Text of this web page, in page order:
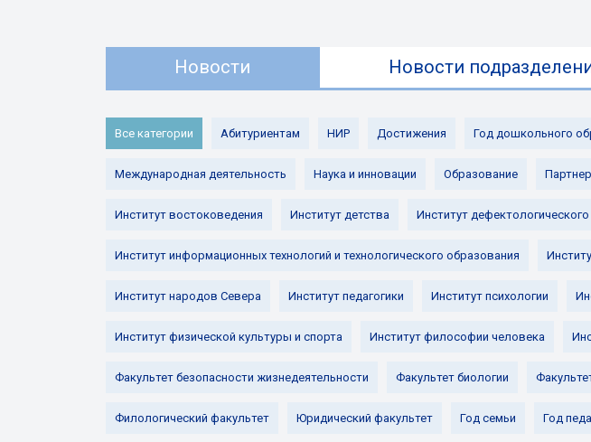
Новости Новости
Все категории Абитуриентам НИР Достижения Год дошкольного
Международная деятельность Наука и инновации Образование
Институт востоковедения Институт детства Институт
Институт информационных технологий и технологического образования
Институт народов Севера Институт педагогики Институт психологии
Институт физической культуры и спорта Институт философии человека
Факультет безопасности жизнедеятельности Факультет биологии
Филологический факультет Юридический факультет Год семьи Год